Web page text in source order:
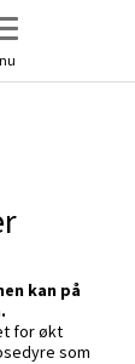
kan på
for økt
som